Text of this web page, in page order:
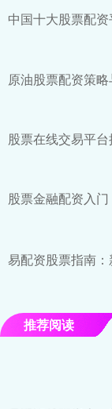
中国十大股票配
原油股票配资策
股票在线交易平
股票金融配资入门
易配资股票指南
推荐阅读